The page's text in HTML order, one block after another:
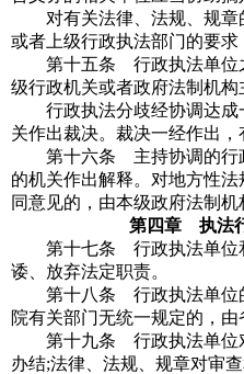
对有关法律、法规、规章的
或者上级行政执法部门的要求
第十五条 行政执法单位之
级行政机关或者政府法制机
行政执法分歧经协调达成一
关作出裁决。裁决一经作出，
第十六条 主持协调的行政
的机关作出解释。对地方性
同意见的，由本级政府法制
第四章 执法
第十七条 行政执法单位和
诿、放弃法定职责。
第十八条 行政执法单位的
院有关部门无统一规定的，
第十九条 行政执法单位对
办结;法律、法规、规章对审